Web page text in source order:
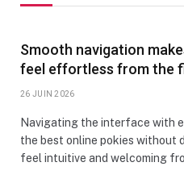
Smooth navigation
feel effortless from the
26 JUIN 2026
Navigating the interface with
the best online pokies without
feel intuitive and welcoming